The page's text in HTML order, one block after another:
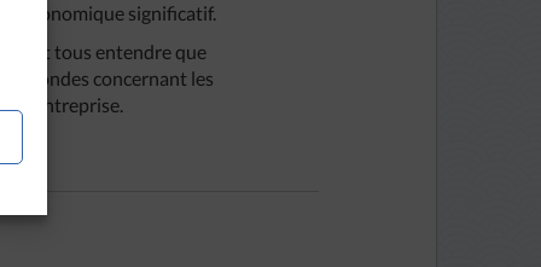
économique significatif.
tous entendre que
concernant les
l’entreprise.